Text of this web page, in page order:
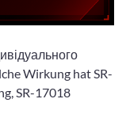
Wirkung hat SR-
SR-17018